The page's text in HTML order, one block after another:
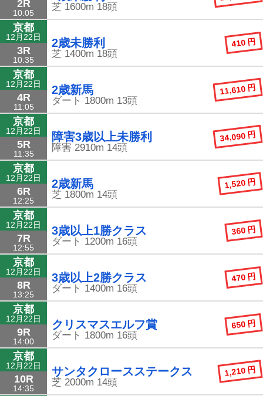
2R
10:05
芝 1600m 18頭
京都
12月22日
3R
10:35
2歳未勝利
芝 1400m 18頭
410 円
京都
12月22日
4R
11:05
2歳新馬
ダート 1800m 13頭
11,610 円
京都
12月22日
5R
11:35
障害3歳以上未勝利
障害 2910m 14頭
34,090 円
京都
12月22日
6R
12:25
2歳新馬
芝 1800m 14頭
1,520 円
京都
12月22日
7R
12:55
3歳以上1勝クラス
ダート 1200m 16頭
360 円
京都
12月22日
8R
13:25
3歳以上2勝クラス
ダート 1400m 16頭
470 円
京都
12月22日
9R
14:00
クリスマスエルフ賞
ダート 1800m 16頭
650 円
京都
12月22日
10R
14:35
サンタクロースステークス
芝 2000m 14頭
1,210 円